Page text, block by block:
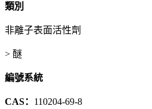
類別
非離子表面活性劑
> 醚
編號系統
CAS： 110204-69-8